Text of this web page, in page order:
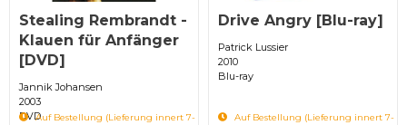
Stealing Rembrandt -
Klauen für Anfänger
[DVD]
Jannik Johansen
2003
DVDAuf Bestellung (Lieferung innert 7-
Drive Angry [Blu-ray]
Patrick Lussier
2010
Blu-ray
Auf Bestellung (Lieferung innert 7-